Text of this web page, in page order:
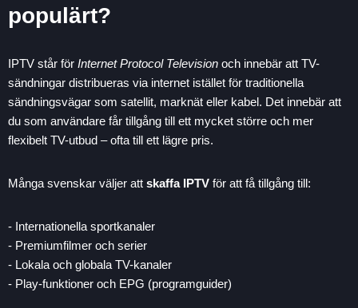
populärt?
IPTV står för Internet Protocol Television och innebär att TV-
sändningar distribueras via internet istället för traditionella
sändningsvägar som satellit, marknät eller kabel. Det innebär att
du som användare får tillgång till ett mycket större och mer
flexibelt TV-utbud – ofta till ett lägre pris.
Många svenskar väljer att skaffa IPTV för att få tillgång till:
- Internationella sportkanaler
- Premiumfilmer och serier
- Lokala och globala TV-kanaler
- Play-funktioner och EPG (programguider)